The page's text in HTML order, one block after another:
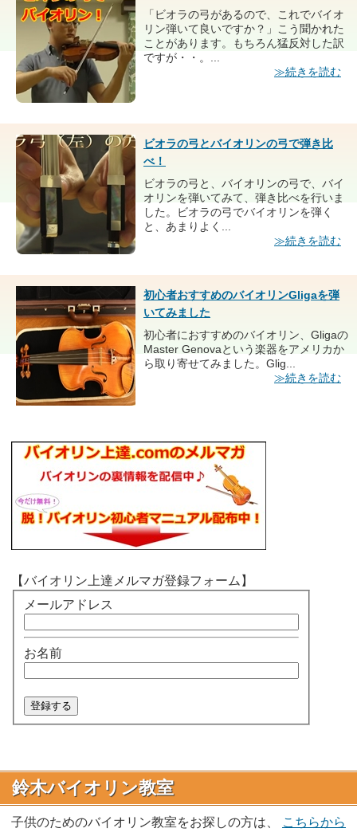
「ビオラの弓があるので、これでバイオ
リン弾いて良いですか？」こう聞かれた
ことがあります。もちろん猛反対した訳
ですが・・。...
≫続きを読む
ビオラの弓とバイオリンの弓で弾き比
べ！
ビオラの弓と、バイオリンの弓で、バイ
オリンを弾いてみて、弾き比べを行いま
した。ビオラの弓でバイオリンを弾く
と、あまりよく...
≫続きを読む
初心者おすすめのバイオリンGligaを弾
いてみました
初心者におすすめのバイオリン、Gligaの
Master Genovaという楽器をアメリカか
ら取り寄せてみました。Glig...
≫続きを読む
【バイオリン上達メルマガ登録フォーム】
メールアドレス
お名前
鈴木バイオリン教室
子供のためのバイオリン教室をお探しの方は、
こちらから